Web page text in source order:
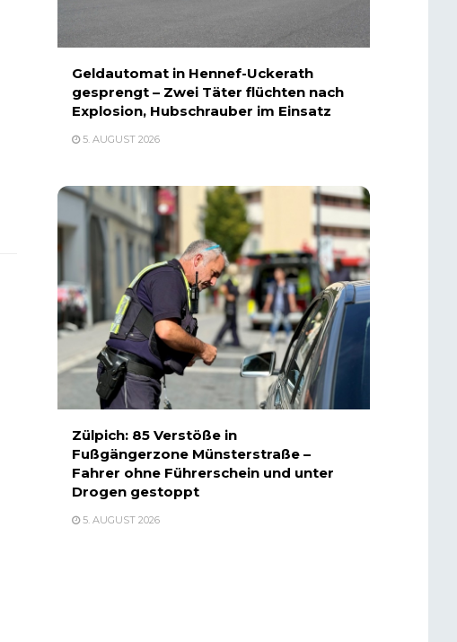
Geldautomat in Hennef-Uckerath
gesprengt – Zwei Täter flüchten nach
Explosion, Hubschrauber im Einsatz
5. AUGUST 2026
Zülpich: 85 Verstöße in
Fußgängerzone Münsterstraße –
Fahrer ohne Führerschein und unter
Drogen gestoppt
5. AUGUST 2026